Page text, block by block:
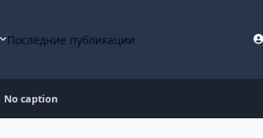
Последние публикации
No caption